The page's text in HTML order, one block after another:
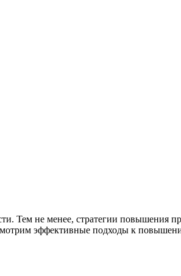
Тем не менее, стратегии повышения
эффективные подходы к